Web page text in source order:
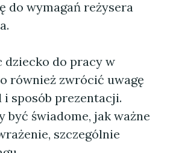
do wymagań reżysera
dziecko do pracy w
również zwrócić uwagę
i sposób prezentacji.
być świadome, jak ważne
szczególnie